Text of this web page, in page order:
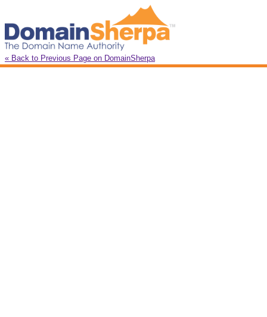
« Back to Previous Page on DomainSherpa